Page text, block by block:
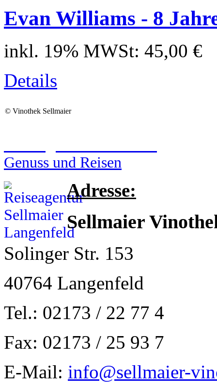
Evan Williams - 8
inkl. 19% MWSt: 45,00 €
Details
© Vinothek Sellmaier
Genuss und Reisen
Adresse:
Sellmaier
Solinger Str. 153
40764 Langenfeld
Tel.: 02173 / 22 77 4
Fax: 02173 / 25 93 7
E-Mail: info@sellmaier-